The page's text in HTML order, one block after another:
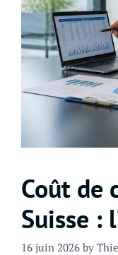
Coût de
Suisse :
16 juin 2026 by